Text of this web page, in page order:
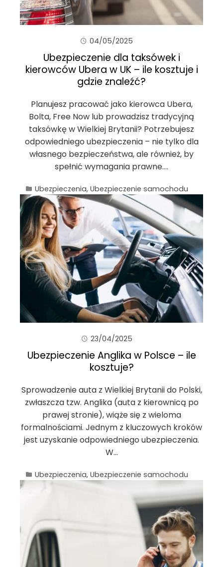
04/05/2025
Ubezpieczenie dla taksówek i
kierowców Ubera w UK – ile kosztuje i
gdzie znaleźć?
Planujesz pracować jako kierowca Ubera,
Bolta, Free Now lub prowadzisz tradycyjną
taksówkę w Wielkiej Brytanii? Potrzebujesz
odpowiedniego ubezpieczenia – nie tylko dla
własnego bezpieczeństwa, ale również, by
spełnić wymagania prawne.…
Ubezpieczenia, Ubezpieczenie samochodu
23/04/2025
Ubezpieczenie Anglika w Polsce – ile
kosztuje?
Sprowadzenie auta z Wielkiej Brytanii do Polski,
zwłaszcza tzw. Anglika (auta z kierownicą po
prawej stronie), wiąże się z wieloma
formalnościami. Jednym z kluczowych kroków
jest uzyskanie odpowiedniego ubezpieczenia.
W…
Ubezpieczenia, Ubezpieczenie samochodu